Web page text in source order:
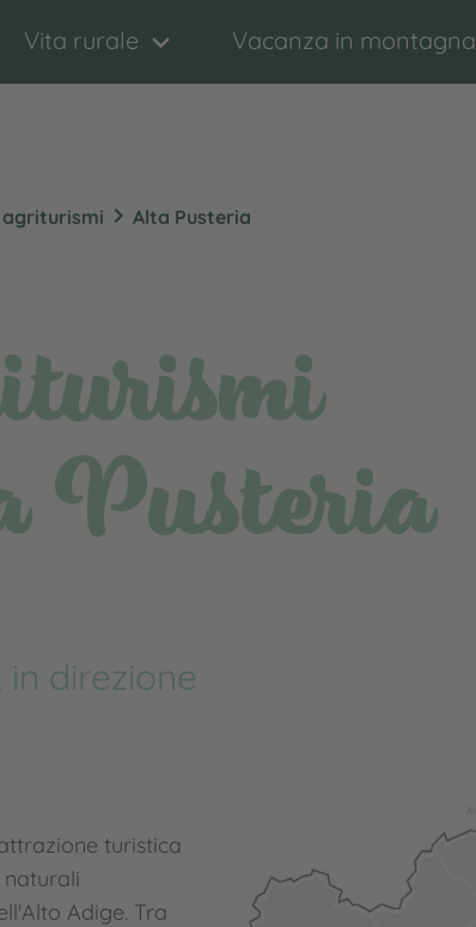
Vita rurale Vacanza in montagna
chevron_right Alta Pusteria
direzione
turistica
Adige. Tra